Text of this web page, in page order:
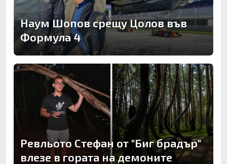
Наум Шопов срещу Цолов във
Формула 4
Ревльото Стефан от "Биг брадър"
влезе в гората на демоните